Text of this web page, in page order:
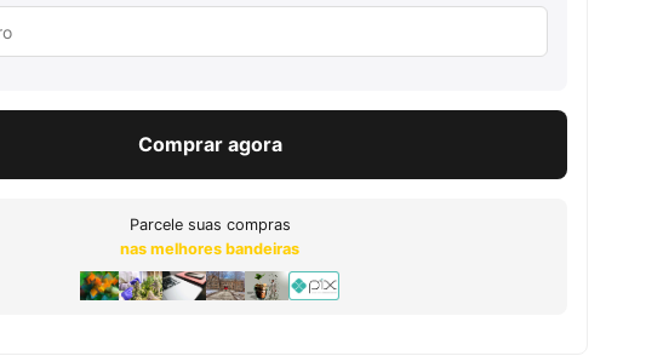
Comprar agora
Parcele suas compras
nas melhores bandeiras